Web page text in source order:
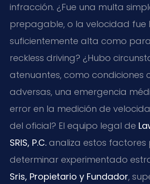
infracción. ¿Fue una multa
prepagable, o la velocidad fue
suficientemente alta como
reckless driving? ¿Hubo
atenuantes, como condiciones
adversas, una emergencia
error en la medición de
del oficial? El equipo legal de
SRIS, P.C. analiza estos factores
determinar experimentado
Sris, Propietario y Fundador,